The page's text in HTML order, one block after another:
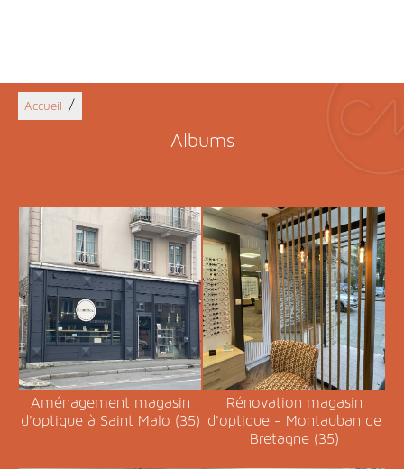
Accueil /
Albums
Aménagement magasin
d'optique à Saint Malo (35)
Rénovation magasin
d'optique - Montauban de
Bretagne (35)